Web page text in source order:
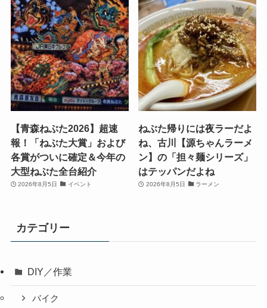
【青森ねぶた2026】超速
報！「ねぶた大賞」および
各賞がついに確定＆今年の
大型ねぶた全台紹介
2026年8月5日 イベント
ねぶた帰りには夜ラーだよ
ね、古川【源ちゃんラーメ
ン】の「担々麺シリーズ」
はテッパンだよね
2026年8月5日 ラーメン
カテゴリー
DIY／作業
バイク